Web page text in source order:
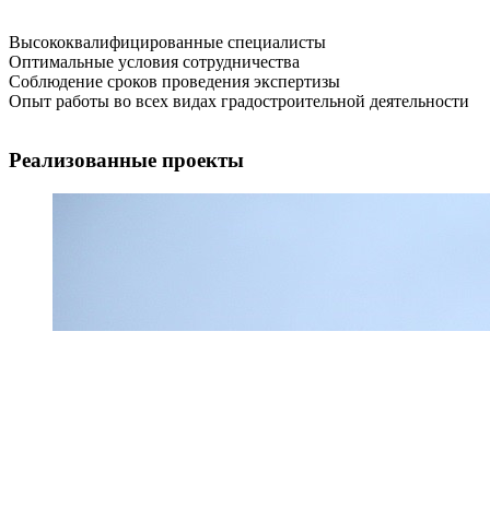
Высококвалифицированные специалисты
Оптимальные условия сотрудничества
Соблюдение сроков проведения экспертизы
Опыт работы во всех видах градостроительной деятельности
Реализованные проекты